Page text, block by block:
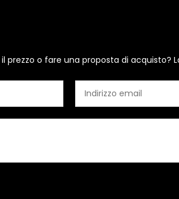
o fare una proposta di acquisto?